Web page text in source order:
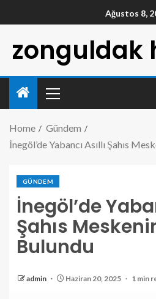
Ağustos 8,
zonguldak
Home
Gündem
İnegöl’de Yabancı Asıllı Şahıs
GÜNDEM
İnegöl’de
Şahıs
Bulundu
admin Haziran 20, 2025 1 min